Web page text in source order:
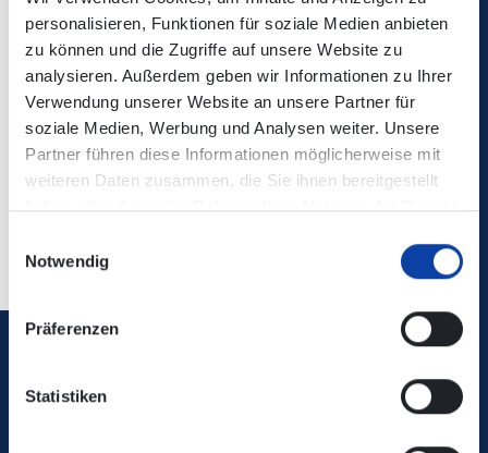
personalisieren, Funktionen für soziale Medien anbieten
zu können und die Zugriffe auf unsere Website zu
analysieren. Außerdem geben wir Informationen zu Ihrer
Verwendung unserer Website an unsere Partner für
soziale Medien, Werbung und Analysen weiter. Unsere
Partner führen diese Informationen möglicherweise mit
weiteren Daten zusammen, die Sie ihnen bereitgestellt
haben oder die sie im Rahmen Ihrer Nutzung der Dienste
Notwendig
Präferenzen
Statistiken
schon 2 Stunden länger schlafen richtig lohnen.
Sie können von Montag bis Freitag ab 9 Uhr im
Geltungsbereich beliebig oft fahren.
Am Wochenende und an Feiertagen ist Freizeit von der
Zeit angesagt, denn dann sind Sie sogar ganztägig mit
der Karte mobil.
Außerdem ist die Karte übertragbar.